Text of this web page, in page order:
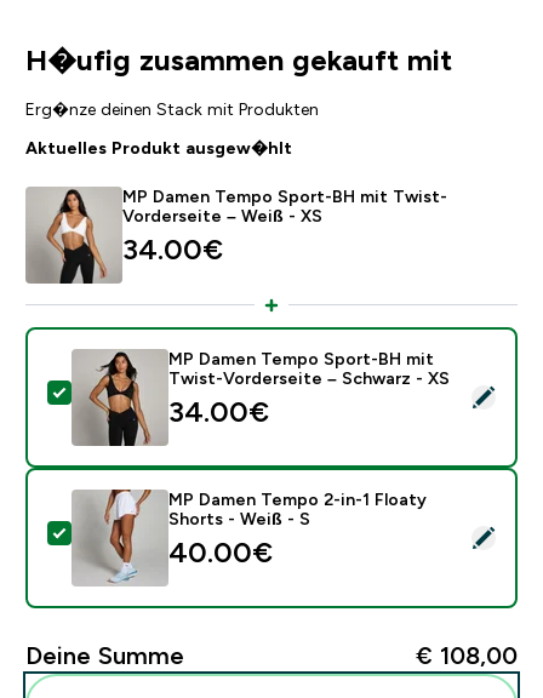
H�ufig zusammen gekauft mit
Erg�nze deinen Stack mit Produkten
Aktuelles Produkt ausgew�hlt
MP Damen Tempo Sport-BH mit Twist-
Vorderseite – Weiß - XS
34.00€‎
Dieses Produkt ausw�hlen - MP Damen Tempo
MP Damen Tempo Sport-BH mit
Twist-Vorderseite – Schwarz - XS
34.00€‎
Dieses Produkt ausw�hlen - MP Damen Tempo 2-in-
MP Damen Tempo 2-in-1 Floaty
Shorts - Weiß - S
40.00€‎
Deine Summe € 108,00‎